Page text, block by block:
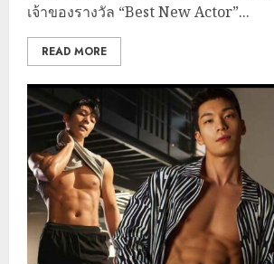
เจ้าของรางวัล “Best New Actor”...
READ MORE